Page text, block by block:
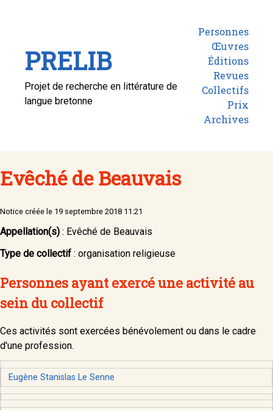
PRELIB
Projet de recherche en littérature de
langue bretonne
Personnes
Œuvres
Éditions
Revues
Collectifs
Prix
Archives
Evêché de Beauvais
Notice créée le 19 septembre 2018 11:21
Appellation(s) : Evêché de Beauvais
Type de collectif : organisation religieuse
Personnes ayant exercé une activité au
sein du collectif
Ces activités sont exercées bénévolement ou dans le cadre
d'une profession.
Eugène Stanislas Le Senne